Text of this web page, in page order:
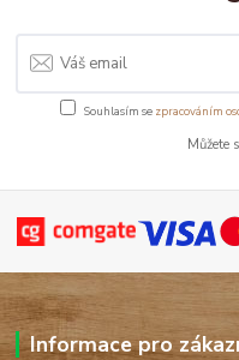
Souhlasím se zpracováním
Můžete
Informace pro